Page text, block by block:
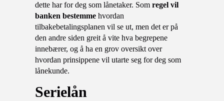
dette har for deg som lånetaker. Som regel vil
banken bestemme hvordan
tilbakebetalingsplanen vil se ut, men det er på
den andre siden greit å vite hva begrepene
innebærer, og å ha en grov oversikt over
hvordan prinsippene vil utarte seg for deg som
lånekunde.
serielån